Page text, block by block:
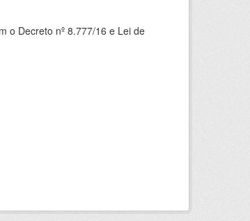
o Decreto nº 8.777/16 e Lei de